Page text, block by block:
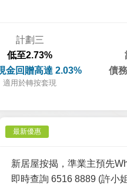
計劃三
低至2.73%
金回贈高達 2.03%
適用於轉按套現
債
最新優惠
新居屋按揭，準業主預先
即時查詢 6516 8889 (許小